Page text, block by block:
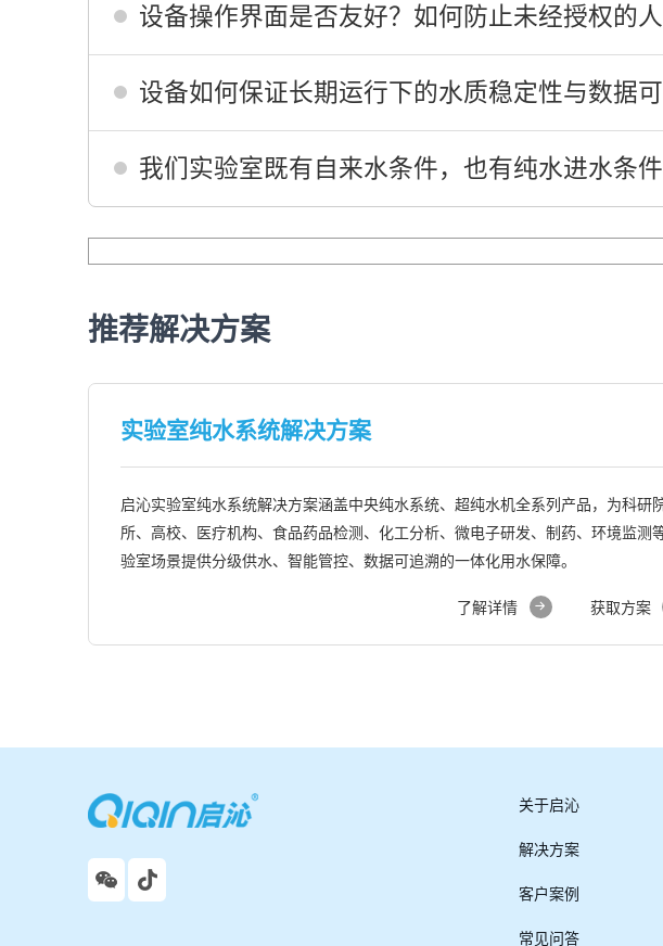
设备操作界面是否友好？如何防止未经授权的人
设备如何保证长期运行下的水质稳定性与数据可
我们实验室既有自来水条件，也有纯水进水条
推荐解决方案
实验室纯水系统解决方案
启沁实验室纯水系统解决方案涵盖中央纯水系统、超纯水机全系列产品，为科研
所、高校、医疗机构、食品药品检测、化工分析、微电子研发、制药、环境监测
验室场景提供分级供水、智能管控、数据可追溯的一体化用水保障。
了解详情 获取方案
关于启沁
解决方案
客户案例
常见问答